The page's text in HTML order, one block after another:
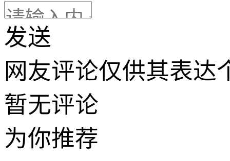
发送
网友评论仅供其表达
暂无评论
为你推荐